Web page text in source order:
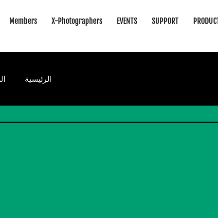
SUPPORT
EVENTS
X-Photographers
Members
الرئيسية